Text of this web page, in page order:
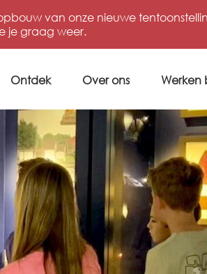
van onze nieuwe
je graag weer.
Ontdek Over ons Werken